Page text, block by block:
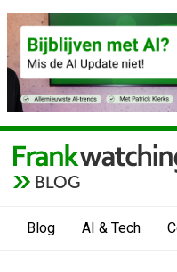
BLOG
Blog AI & Tech